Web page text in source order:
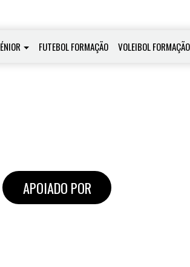
FUTEBOL FORMAÇÃO VOLEIBOL FORMAÇÃO
APOIADO POR